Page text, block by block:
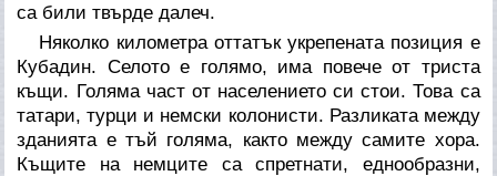
са били твърде далеч.
Няколко километра оттатък укрепената позиция е
Кубадин. Селото е голямо, има повече от триста
къщи. Голяма част от населението си стои. Това са
татари, турци и немски колонисти. Разликата между
зданията е тъй голяма, както между самите хора.
Къщите на немците са спретнати, еднообразни,